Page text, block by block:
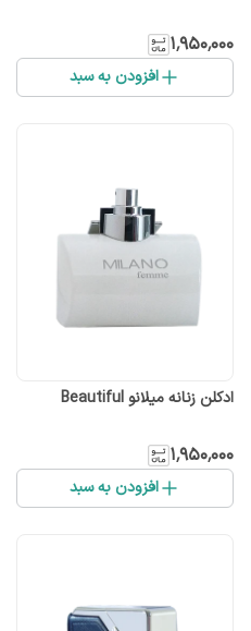
۱٬۹۵۰٬۰۰۰
افزودن به سبد
ادکلن زنانه میلانو Beautiful
۱٬۹۵۰٬۰۰۰
افزودن به سبد